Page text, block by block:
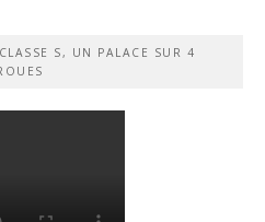
S, UN PALACE SUR 4